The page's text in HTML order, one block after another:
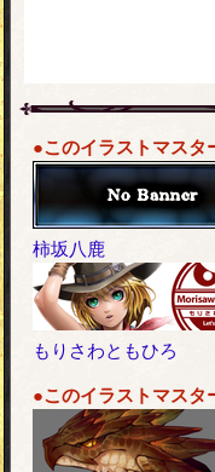
●このイラストマスタ
柿坂八鹿
もりさわともひろ
●このイラストマスタ